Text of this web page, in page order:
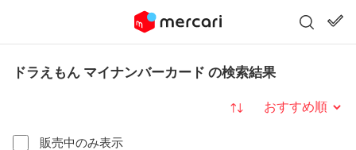
ドラえもん マイナンバーカード の検索結果
販売中のみ表示
並び替え